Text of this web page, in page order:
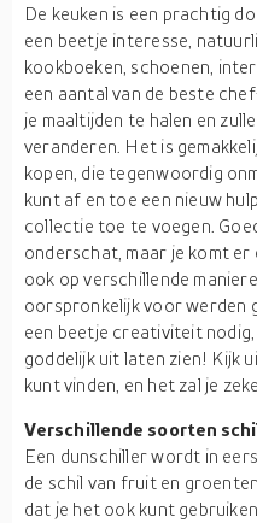
De keuken is een prachtig
een beetje interesse,
kookboeken, schoenen,
een aantal van de beste
je maaltijden te halen en
veranderen. Het is
kopen, die tegenwoordig
kunt af en toe een nieuw
collectie toe te voegen.
onderschat, maar je komt er
ook op verschillende
oorspronkelijk voor werden
een beetje creativiteit
goddelijk uit laten zien! Kijk
kunt vinden, en het zal je
Verschillende soorten
Een dunschiller wordt in
de schil van fruit en
dat je het ook kunt